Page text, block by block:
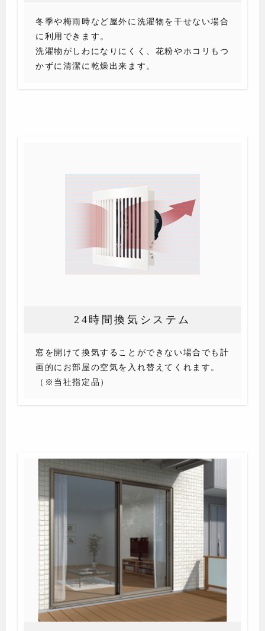
冬季や梅雨時など屋外に洗濯物を干せない場合
に利用できます。
洗濯物がしわになりにくく、花粉やホコリもつ
かずに清潔に乾燥出来ます。
24時間換気システム
窓を開けて換気することができない場合でも計
画的にお部屋の空気を入れ替えてくれます。
（※当社指定品）